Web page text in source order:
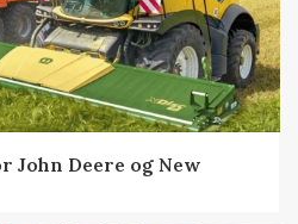
John Deere og New